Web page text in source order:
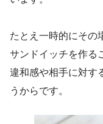
たとえ一時的にその
サンドイッチを作る
違和感や相手に対す
うからです。